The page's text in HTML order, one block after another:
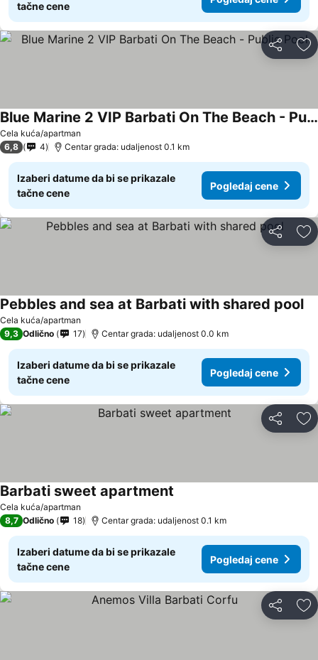
tačne cene
Deli
Cela kuća/apartman
Blue Marine 2 VIP Barbati On The Beach - Public Pool
Pogledaj cene
6,8 4 Centar grada: udaljenost 0.1 km
Izaberi datume da bi se prikazale
tačne cene
Pogledaj cene
Deli
Cela kuća/apartman
Pebbles and sea at Barbati with shared pool
9,3 Odlično 17 Centar grada: udaljenost 0.0 km
Izaberi datume da bi se prikazale
tačne cene
Pogledaj cene
Deli
Cela kuća/apartman
Barbati sweet apartment
8,7 Odlično 18 Centar grada: udaljenost 0.1 km
Izaberi datume da bi se prikazale
tačne cene
Pogledaj cene
Deli